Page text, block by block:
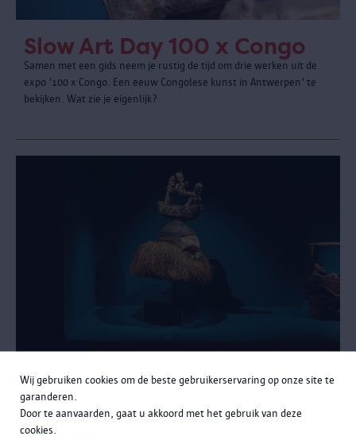
Wij gebruiken cookies om de beste gebruikerservaring op onze site te
garanderen.
Door te aanvaarden, gaat u akkoord met het gebruik van deze
cookies.
Slow Art Day 100 x Congo
Samen met een gids neem je rustig de tijd om drie werken uit de
expo '100 x Congo. Een eeuw Congolese kunst in Antwerpen' te
bekijken. Wat zie je eigenlijk?
Online rondleiding 100 x Congo
Een vrij te boeken online rondleiding aan de hand van beelden uit
de expo '100 x Congo. Een eeuw Congolese kunst in België'.